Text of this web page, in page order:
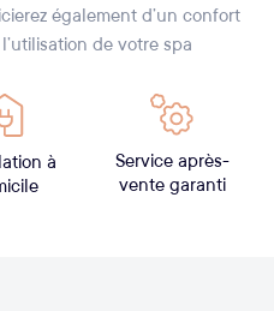
également d’un confort
de votre spa
à
Service après-
vente garanti